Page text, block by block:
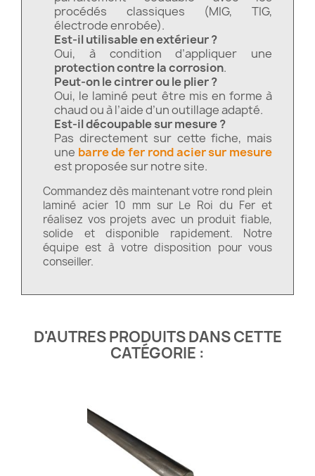
procédés classiques (MIG, TIG,
électrode enrobée).
Est-il utilisable en extérieur ?
Oui, à condition d’appliquer une
protection contre la corrosion.
Peut-on le cintrer ou le plier ?
Oui, le laminé peut être mis en forme à
chaud ou à l’aide d’un outillage adapté.
Est-il découpable sur mesure ?
Pas directement sur cette fiche, mais
une barre de fer rond acier sur mesure
est proposée sur notre site.
Commandez dès maintenant votre rond plein
laminé acier 10 mm sur Le Roi du Fer et
réalisez vos projets avec un produit fiable,
solide et disponible rapidement. Notre
équipe est à votre disposition pour vous
conseiller.
D'AUTRES PRODUITS DANS CETTE
CATÉGORIE :